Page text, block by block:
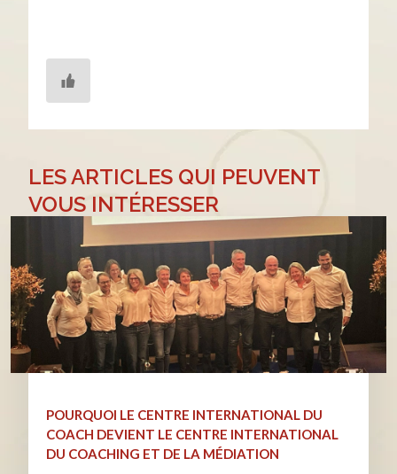
LES ARTICLES QUI PEUVENT
VOUS INTÉRESSER
POURQUOI LE CENTRE INTERNATIONAL DU
COACH DEVIENT LE CENTRE INTERNATIONAL
DU COACHING ET DE LA MÉDIATION